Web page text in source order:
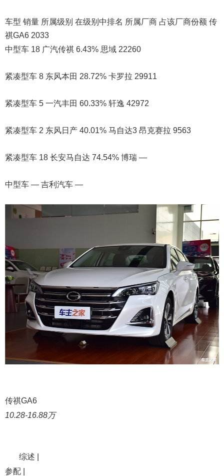
车型 销量 所属级别 在级别中排名 所属厂商 占该厂商份额 传
祺GA6 2033
中型车 18 广汽传祺 6.43% 思域 22260
紧凑型车 8 东风本田 28.72% 卡罗拉 29911
紧凑型车 5 一汽丰田 60.33% 轩逸 42972
紧凑型车 2 东风日产 40.01% 马自达3 昂克赛拉 9563
紧凑型车 18 长安马自达 74.54% 博瑞 —
中型车 — 吉利汽车 —
传祺GA6
10.28-16.88万
综述 |
参配 |